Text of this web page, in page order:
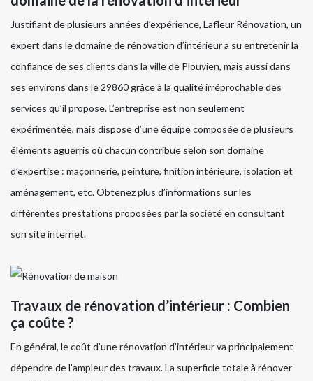
Justifiant de plusieurs années d’expérience, Lafleur Rénovation, un
expert dans le domaine de rénovation d’intérieur a su entretenir la
confiance de ses clients dans la ville de Plouvien, mais aussi dans
ses environs dans le 29860 grâce à la qualité irréprochable des
services qu’il propose. L’entreprise est non seulement
expérimentée, mais dispose d’une équipe composée de plusieurs
éléments aguerris où chacun contribue selon son domaine
d’expertise : maçonnerie, peinture, finition intérieure, isolation et
aménagement, etc. Obtenez plus d’informations sur les
différentes prestations proposées par la société en consultant
son site internet.
Travaux de rénovation d’intérieur : Combien
ça coûte ?
En général, le coût d’une rénovation d’intérieur va principalement
dépendre de l’ampleur des travaux. La superficie totale à rénover